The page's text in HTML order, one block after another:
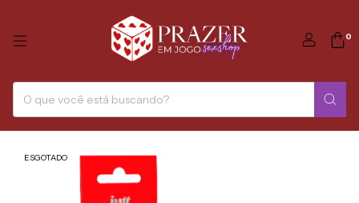
0
ESGOTADO